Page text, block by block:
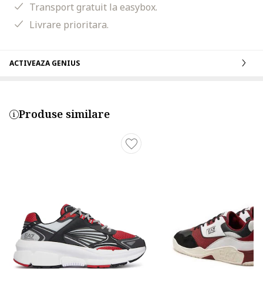
Transport gratuit la easybox.
Livrare prioritara.
ACTIVEAZA GENIUS
Produse similare